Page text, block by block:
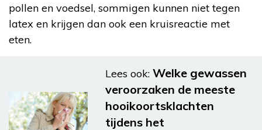
pollen en voedsel, sommigen kunnen niet tegen
latex en krijgen dan ook een kruisreactie met
eten.
Lees ook: Welke gewassen
veroorzaken de meeste
hooikoortsklachten
tijdens het